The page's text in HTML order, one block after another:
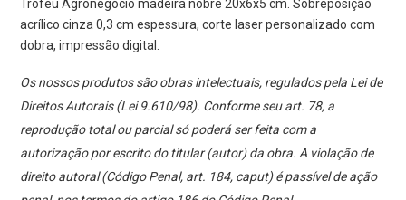
Troféu Agronegócio madeira nobre 20x6x5 cm. Sobreposição
acrílico cinza 0,3 cm espessura, corte laser personalizado com
dobra, impressão digital.
Os nossos produtos são obras intelectuais, regulados pela Lei de
Direitos Autorais (Lei 9.610/98). Conforme seu art. 78, a
reprodução total ou parcial só poderá ser feita com a
autorização por escrito do titular (autor) da obra. A violação de
direito autoral (Código Penal, art. 184, caput) é passível de ação